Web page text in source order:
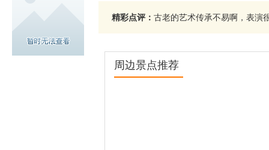
精彩点评： 古老的艺术传承不易啊，表演
周边景点推荐